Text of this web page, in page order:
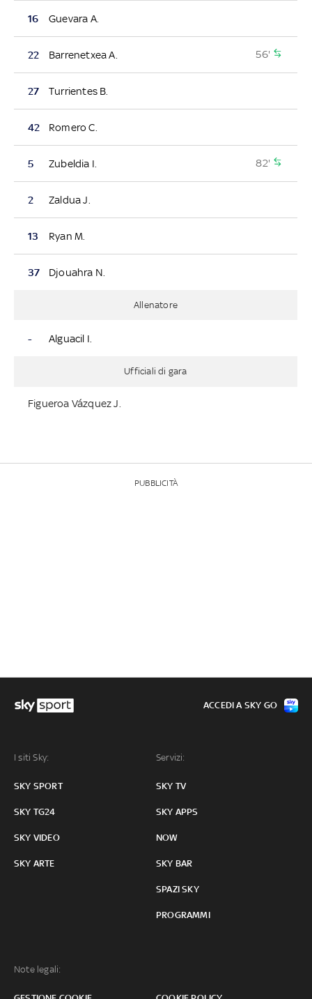
16 Guevara A.
22 Barrenetxea A. 56'
27 Turrientes B.
42 Romero C.
5 Zubeldia I. 82'
2 Zaldua J.
13 Ryan M.
37 Djouahra N.
Allenatore
- Alguacil I.
Ufficiali di gara
Figueroa Vázquez J.
PUBBLICITÀ
I siti Sky:
SKY SPORT
SKY TG24
SKY VIDEO
SKY ARTE
Servizi:
SKY TV
SKY APPS
NOW
SKY BAR
SPAZI SKY
PROGRAMMI
Note legali:
ACCEDI A SKY GO